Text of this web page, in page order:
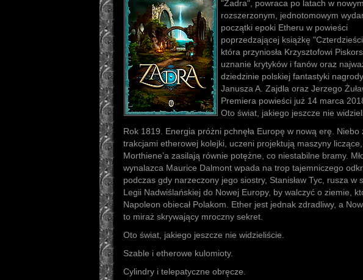
"Zadra", powraca po latach w nowym,
rozszerzonym, jednotomowym
początki epoki Etheru w powieści
poprzedzającej książkę
która przyniosła Krzysztofowi
uznanie krytyków i fanów oraz
dziedzinie polskiej fantastyki nagrody
Janusza A. Zajdla oraz Jerzego
Premiera powieści już 14 marca
Oto świat, jakiego jeszcze nie
Rok 1819. Energia próżni pchnęła Europę w nową erę. Niebo
trakcjami etherowej kolejki, uczeni projektują maszyny
Morthiene’a zasilają równie potężne, co niestabilne bramy.
wynalazca Maurice Dalmont wpada na trop tajemniczego
podczas gdy narzeczony jego siostry, Stanisław Tyc, rusza w
Legii Nadwiślańskiej do Nowej Europy, by walczyć o ziemie,
Napoleon obiecał Polakom. Ether jest jednak zdradliwy, a
to miraż skrywający mroczny sekret.
Oto świat, jakiego jeszcze nie widzieliście.
Szable i etherowe kulomioty.
Cylindry i telepatyczne obręcze.